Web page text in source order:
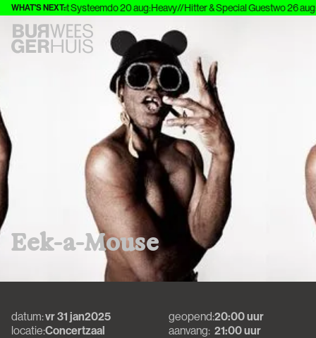
WHAT'S NEXT:
za 8 aug:Het Systeemdo 20 aug:Heavy//Hitter & Special Guestwo 26 aug:
Eek-a-Mouse
datum:
locatie:
vr 31 jan2025
Concertzaal
geopend:
aanvang:
20:00 uur
21:00 uur